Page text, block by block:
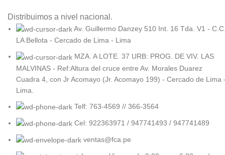
Distribuimos a nivel nacional.
Av. Guillermo Danzey 510 Int. 16 Tda. V1 -
LA Bellota - Cercado de Lima - Lima
MZA. A LOTE. 37 URB: PROG. DE VIV. LAS
MALVINAS - Ref:Altura del cruce entre Av. Morales Duarez
Cuadra 4, con Jr Acomayo (Jr. Acomayo 199) - Cercado de Lima
Lima.
Telf: 763-4569 // 366-3564
Cel: 922363971 / 947741493 / 947741489
ventas@fca.pe